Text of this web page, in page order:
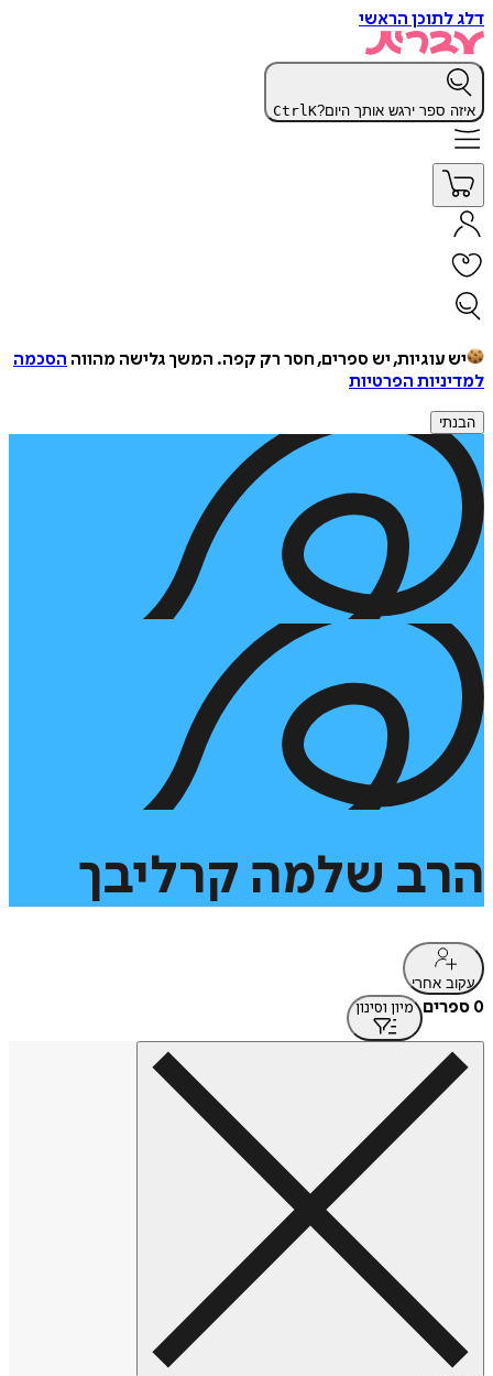
דלג לתוכן הראשי
איזה ספר ירגש אותך היום? CtrlK
יש עוגיות, יש ספרים, חסר רק קפה. המשך גלישה מהווה הסכמה
למדיניות הפרטיות
הבנתי
הרב שלמה קרליבך
עקוב אחרי
0 ספרים מיון וסינון